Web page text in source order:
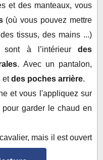
et des manteaux, vous
(où vous pouvez mettre
tissus, des mains ...)
à l’intérieurdes
. Avec un pantalon,
et des poches arrière.
et vous l'appliquez sur
garder le chaud en
mais il est ouvert
pour le faire.